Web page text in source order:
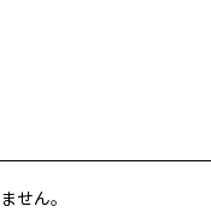
せん。